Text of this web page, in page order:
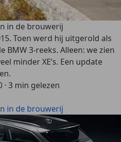
in de brouwerij
Toen werd hij uitgerold als
BMW 3-reeks. Alleen: we zien
minder XE’s. Een update
· 3 min gelezen
in de brouwerij